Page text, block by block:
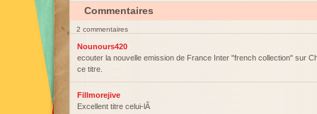
Commentaires
2 commentaires
Nounours420
ecouter la nouvelle emission de France Inter "french collection" sur
ce titre.
Fillmorejive
Excellent titre celui-lÃ